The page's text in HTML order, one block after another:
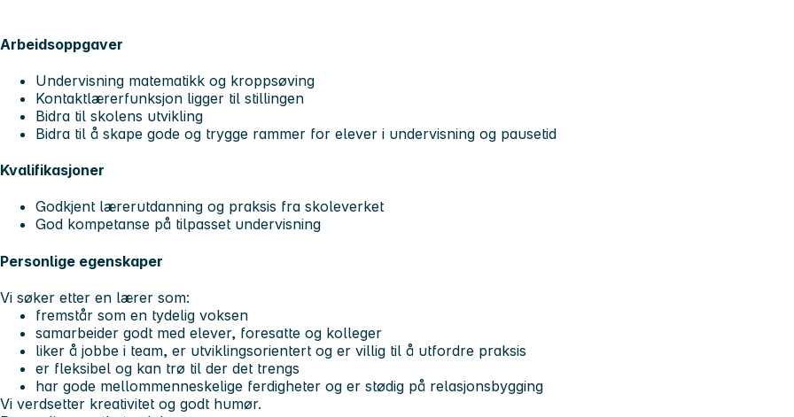
Arbeidsoppgaver
Undervisning matematikk og kroppsøving
Kontaktlærerfunksjon ligger til stillingen
Bidra til skolens utvikling
Bidra til å skape gode og trygge rammer for elever i undervisning og pausetid
Kvalifikasjoner
Godkjent lærerutdanning og praksis fra skoleverket
God kompetanse på tilpasset undervisning
Personlige egenskaper
Vi søker etter en lærer som:
fremstår som en tydelig voksen
samarbeider godt med elever, foresatte og kolleger
liker å jobbe i team, er utviklingsorientert og er villig til å utfordre praksis
er fleksibel og kan trø til der det trengs
har gode mellommenneskelige ferdigheter og er stødig på relasjonsbygging
Vi verdsetter kreativitet og godt humør.